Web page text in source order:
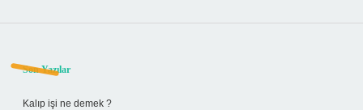
Sidebar
Son Yazılar
Kalıp işi ne demek ?